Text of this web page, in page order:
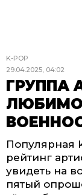
K-POP
29.04.2025, 04:02
ГРУППА
Популярная
рейтинг
увидеть на
пятый